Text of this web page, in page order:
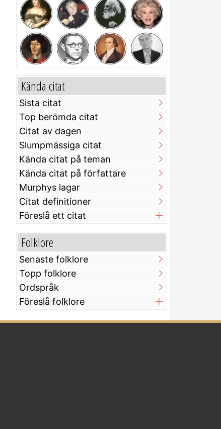
Kända citat
Sista citat
Top berömda citat
Citat av dagen
Slumpmässiga citat
Kända citat på teman
Kända citat på författare
Murphys lagar
Citat definitioner
Föreslå ett citat
Folklore
Senaste folklore
Topp folklore
Ordspråk
Föreslå folklore